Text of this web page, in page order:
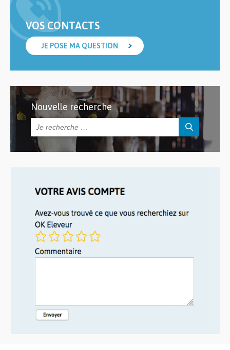
VOS CONTACTS
JE POSE MA QUESTION
Nouvelle recherche